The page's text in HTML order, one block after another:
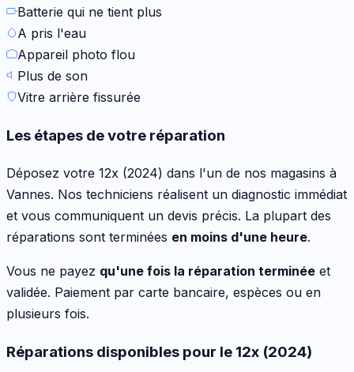
Batterie qui ne tient plus
A pris l'eau
Appareil photo flou
Plus de son
Vitre arrière fissurée
Les étapes de votre réparation
Déposez votre 12x (2024) dans l'un de nos magasins à
Vannes. Nos techniciens réalisent un diagnostic immédiat
et vous communiquent un devis précis. La plupart des
réparations sont terminées en moins d'une heure.
Vous ne payez qu'une fois la réparation terminée et
validée. Paiement par carte bancaire, espèces ou en
plusieurs fois.
Réparations disponibles pour le 12x (2024)